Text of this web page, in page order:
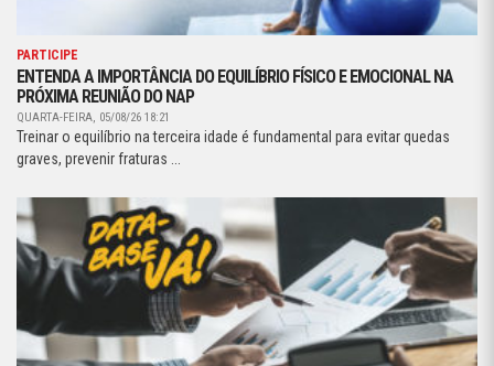
PARTICIPE
ENTENDA A IMPORTÂNCIA DO EQUILÍBRIO FÍSICO E EMOCIONAL NA
PRÓXIMA REUNIÃO DO NAP
QUARTA-FEIRA, 05/08/26 18:21
Treinar o equilíbrio na terceira idade é fundamental para evitar quedas
graves, prevenir fraturas ...